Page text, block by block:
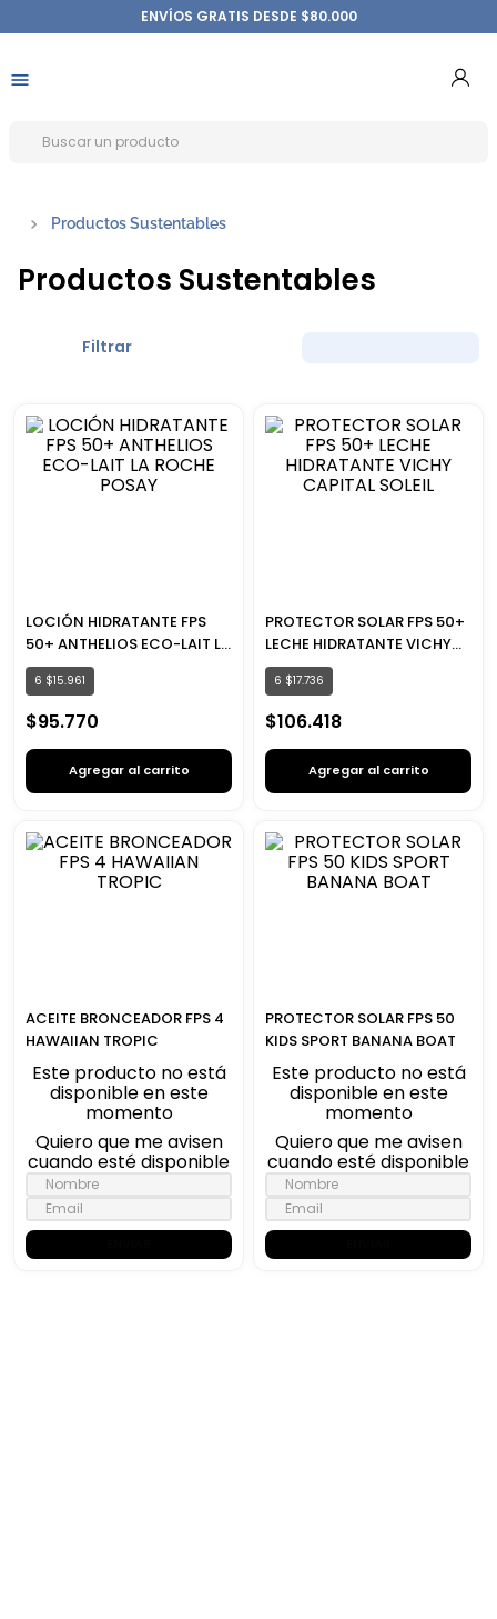
ENVÍOS GRATIS DESDE $80.000
Productos Sustentables
Productos Sustentables
Filtrar
LOCIÓN HIDRATANTE FPS
50+ ANTHELIOS ECO-LAIT LA
ROCHE POSAY
6 $15.961
$95.770
Agregar al carrito
PROTECTOR SOLAR FPS 50+
LECHE HIDRATANTE VICHY
CAPITAL SOLEIL
6 $17.736
$106.418
Agregar al carrito
ACEITE BRONCEADOR FPS 4
HAWAIIAN TROPIC
Este producto no está
disponible en este
momento
Quiero que me avisen
cuando esté disponible
PROTECTOR SOLAR FPS 50
KIDS SPORT BANANA BOAT
Este producto no está
disponible en este
momento
Quiero que me avisen
cuando esté disponible